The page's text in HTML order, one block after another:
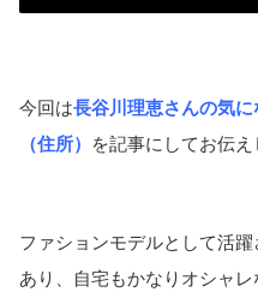
今回は長谷川理恵さんの気
（住所） を記事にしてお伝え
ファションモデルとして活
あり、自宅もかなりオシャ